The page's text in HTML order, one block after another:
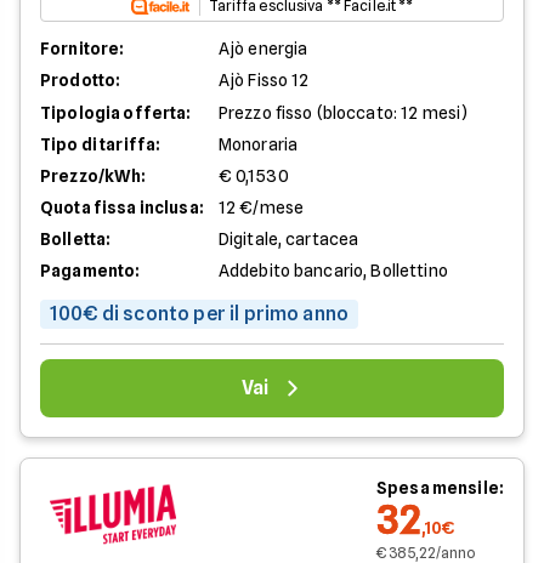
Tariffa esclusiva ** Facile.it **
Fornitore:
Ajò energia
Prodotto:
Ajò Fisso 12
Tipologia offerta:
Prezzo fisso (bloccato: 12 mesi)
Tipo di tariffa:
Monoraria
Prezzo/kWh:
€ 0,1530
Quota fissa inclusa:
12 €/mese
Bolletta:
Digitale, cartacea
Pagamento:
Addebito bancario, Bollettino
100€ di sconto per il primo anno
Vai
Spesa mensile:
32,10€
€ 385,22/anno